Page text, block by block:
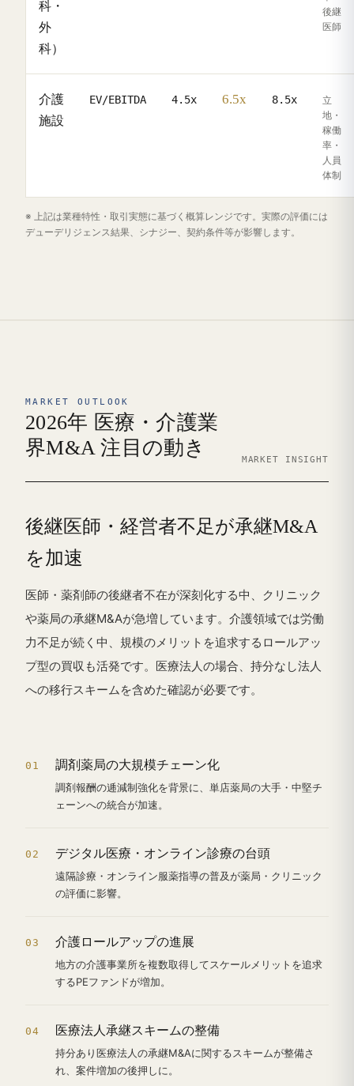
科・
外
科）
後継
医師
介護
施設
EV/EBITDA 4.5x 6.5x 8.5x
立
地・
稼働
率・
人員
体制
※ 上記は業種特性・取引実態に基づく概算レンジです。実際の評価には
デューデリジェンス結果、シナジー、契約条件等が影響します。
MARKET OUTLOOK
2026年 医療・介護業
界M&A 注目の動き
MARKET INSIGHT
後継医師・経営者不足が承継M&A
を加速
医師・薬剤師の後継者不在が深刻化する中、クリニック
や薬局の承継M&Aが急増しています。介護領域では労働
力不足が続く中、規模のメリットを追求するロールアッ
プ型の買収も活発です。医療法人の場合、持分なし法人
への移行スキームを含めた確認が必要です。
01 調剤薬局の大規模チェーン化
調剤報酬の逓減制強化を背景に、単店薬局の大手・中堅チ
ェーンへの統合が加速。
02 デジタル医療・オンライン診療の台頭
遠隔診療・オンライン服薬指導の普及が薬局・クリニック
の評価に影響。
03 介護ロールアップの進展
地方の介護事業所を複数取得してスケールメリットを追求
するPEファンドが増加。
04 医療法人承継スキームの整備
持分あり医療法人の承継M&Aに関するスキームが整備さ
れ、案件増加の後押しに。